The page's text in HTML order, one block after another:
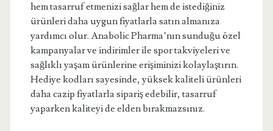
hem tasarruf etmenizi sağlar hem de istediğiniz
ürünleri daha uygun fiyatlarla satın almanıza
yardımcı olur. Anabolic Pharma’nın sunduğu özel
kampanyalar ve indirimler ile spor takviyeleri ve
sağlıklı yaşam ürünlerine erişiminizi kolaylaştırın.
Hediye kodları sayesinde, yüksek kaliteli ürünleri
daha cazip fiyatlarla sipariş edebilir, tasarruf
yaparken kaliteyi de elden bırakmazsınız.